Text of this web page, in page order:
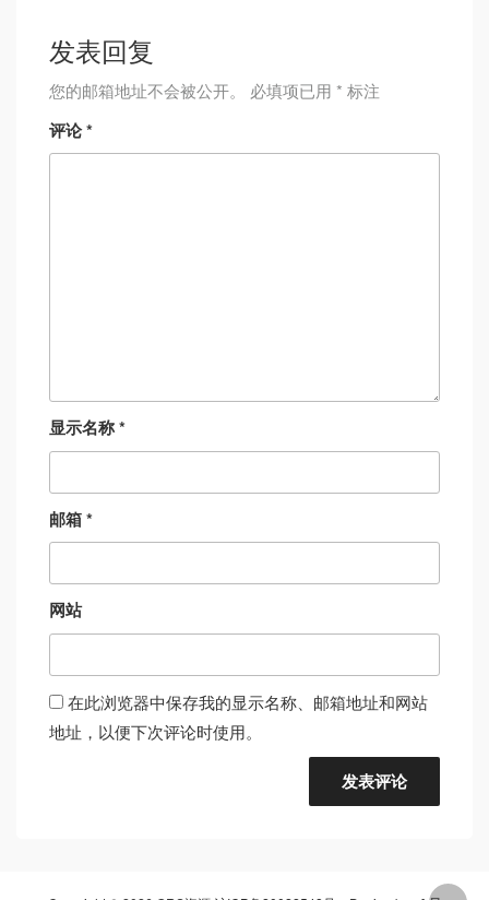
发表回复
您的邮箱地址不会被公开。 必填项已用 * 标注
评论*
显示名称*
邮箱*
网站
在此浏览器中保存我的显示名称、邮箱地址和网站
地址，以便下次评论时使用。